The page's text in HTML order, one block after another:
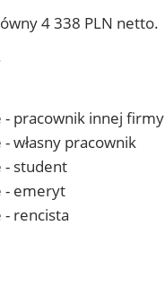
4 338 PLN netto.
pracownik innej firmy
własny pracownik
- student
- emeryt
rencista